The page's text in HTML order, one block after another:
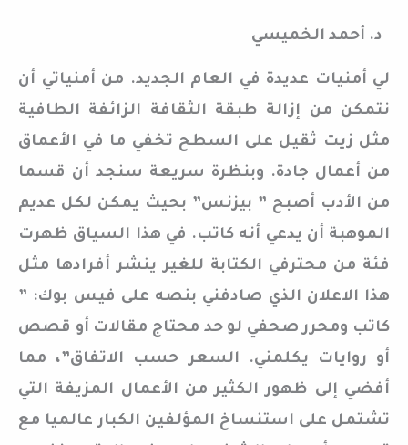
د. أحمد الخميسي
لي أمنيات عديدة في العام الجديد. من أمنياتي أن
نتمكن من إزالة طبقة الثقافة الزائفة الطافية
مثل زيت ثقيل على السطح تخفي ما في الأعماق
من أعمال جادة. وبنظرة سريعة سنجد أن قسما
من الأدب أصبح ” بيزنس” بحيث يمكن لكل عديم
الموهبة أن يدعي أنه كاتب. في هذا السياق ظهرت
فئة من محترفي الكتابة للغير ينشر أفرادها مثل
هذا الاعلان الذي صادفني بنصه على فيس بوك: ”
كاتب ومحرر صحفي لو حد محتاج مقالات أو قصص
أو روايات يكلمني. السعر حسب الاتفاق”، مما
أفضي إلى ظهور الكثير من الأعمال المزيفة التي
تشتمل على استنساخ المؤلفين الكبار عالميا مع